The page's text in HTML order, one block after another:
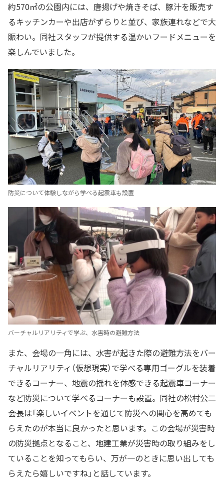
約570㎡の公園内には、唐揚げや焼きそば、豚汁を販売す
るキッチンカーや出店がずらりと並び、家族連れなどで大
賑わい。同社スタッフが提供する温かいフードメニューを
楽しんでいました。
防災について体験しながら学べる起震車も設置
バーチャルリアリティで学ぶ、水害時の避難方法
また、会場の一角には、水害が起きた際の避難方法をバー
チャルリアリティ（仮想現実）で学べる専用ゴーグルを装着
できるコーナー、地震の揺れを体感できる起震車コーナー
など防災について学べるコーナーも設置。同社の松村公二
会長は「楽しいイベントを通じて防災への関心を高めても
らえたのが本当に良かったと思います。この会場が災害時
の防災拠点となること、地建工業が災害時の取り組みをし
ていることを知ってもらい、万が一のときに思い出しても
らえたら嬉しいですね」と話しています。